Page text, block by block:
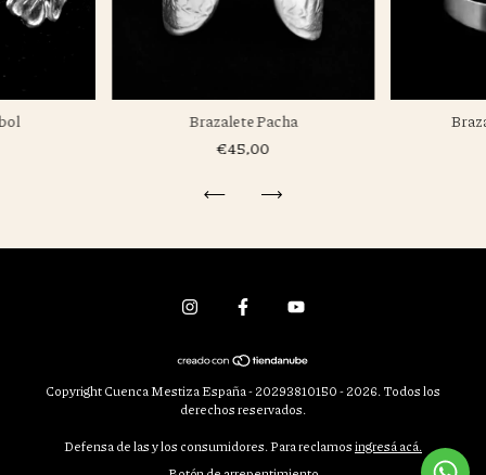
Brazalete Pacha
€45,00
Copyright Cuenca Mestiza España - 20293810150 - 2026. Todos los
derechos reservados.
Defensa de las y los consumidores. Para reclamosingresá acá.